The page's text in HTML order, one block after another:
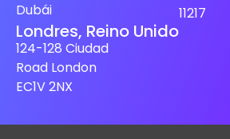
Dubái
11217
Londres, Reino Unido
124-128 Ciudad
Road London
EC1V 2NXGerman
Japanese
Dutch